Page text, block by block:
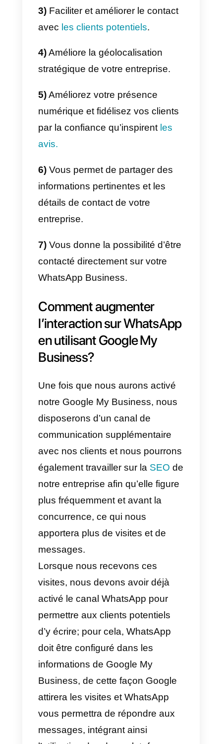
Avantages de Google My
Business
compte Google My Business,
nous bénéficierons certainement
de multiples avantages, tels
qu’une plus grande visibilité de
notre entreprise, la possibilité
pour les clients d’évaluer la
qualité de nos services, des
commentaires sur notre
entreprise, des photos et de
nombreuses informations
disponibles dans le moteur de
recherche de Google.
Nous énumérons ci-dessous
bénéficier une fois que vous
créé un compte Google My
Business:
Avantages de Google My
Business
Permet une plus grande
visibilité dans lesrecherches
Google.
2)Améliore votreposition
stratégique dans les recherches
locales pour votre entreprise.
3)Faciliter et améliorer le contact
avec
les clients potentiels
Améliore la géolocalisation
stratégique de votre entreprise.